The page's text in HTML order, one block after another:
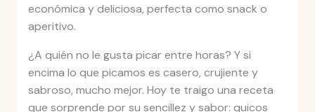
económica y deliciosa, perfecta como snack o
aperitivo.
¿A quién no le gusta picar entre horas? Y si
encima lo que picamos es casero, crujiente y
sabroso, mucho mejor. Hoy te traigo una receta
que sorprende por su sencillez y sabor: quicos